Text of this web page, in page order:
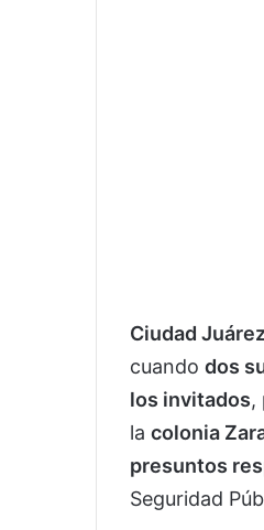
Ciudad
cuando dos
los invitados,
la colonia
presuntos
Seguridad